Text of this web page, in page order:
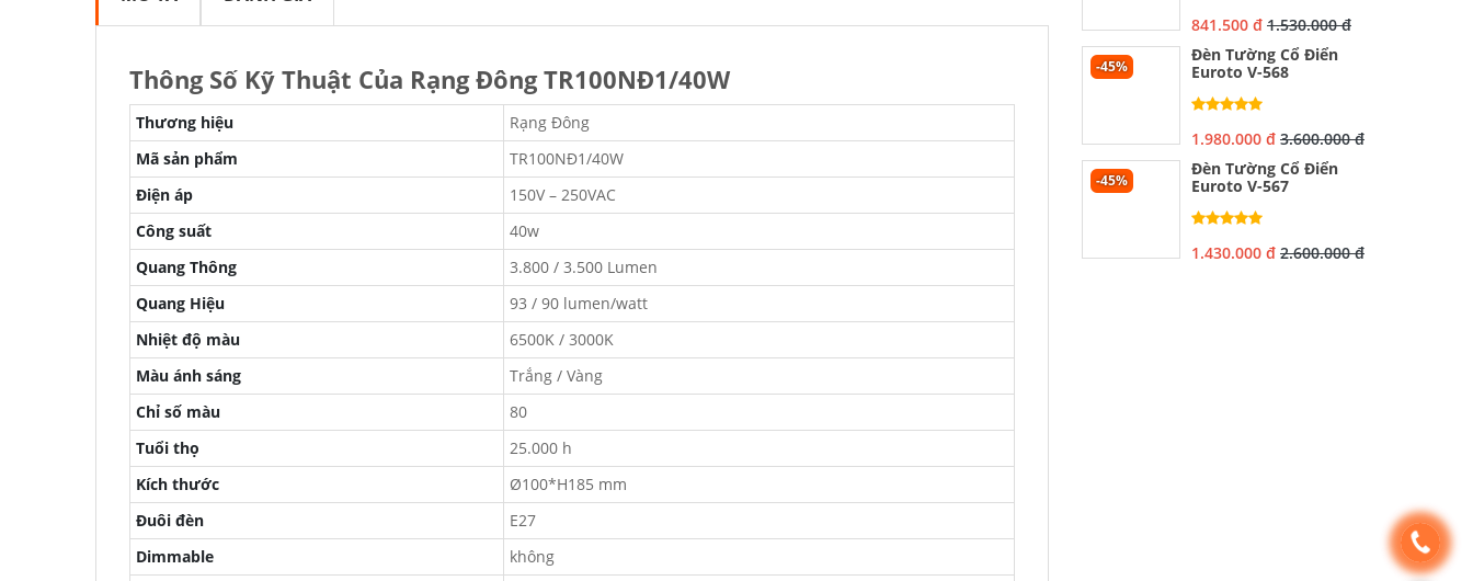
Thông Số Kỹ Thuật Của Rạng Đông TR100NĐ1/40W
Thương hiệu
Rạng Đông
Mã sản phẩm
TR100NĐ1/40W
Điện áp
150V – 250VAC
Công suất
40w
Quang Thông
3.800 / 3.500 Lumen
Quang Hiệu
93 / 90 lumen/watt
Nhiệt độ màu
6500K / 3000K
Màu ánh sáng
Trắng / Vàng
Chỉ số màu
80
Tuổi thọ
25.000 h
Kích thước
Ø100*H185 mm
Đuôi đèn
E27
Dimmable
không
841.500 đ 1.530.000 đ
-45%
Đèn Tường Cổ Điển
Euroto V-568
1.980.000 đ 3.600.000 đ
-45%
Đèn Tường Cổ Điển
Euroto V-567
1.430.000 đ 2.600.000 đ